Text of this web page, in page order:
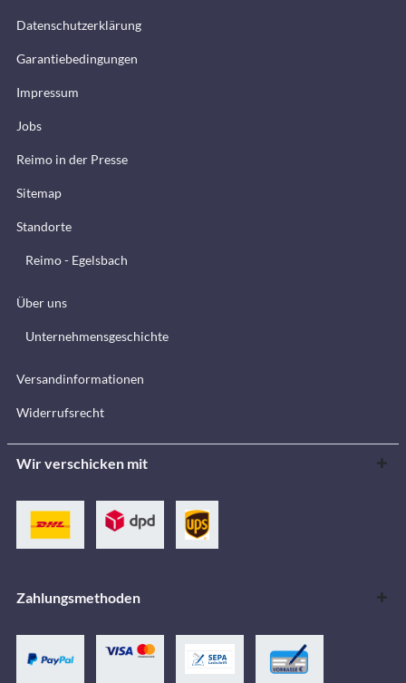
Datenschutzerklärung
Garantiebedingungen
Impressum
Jobs
Reimo in der Presse
Sitemap
Standorte
Reimo - Egelsbach
Über uns
Unternehmensgeschichte
Versandinformationen
Widerrufsrecht
Wir verschicken mit
Zahlungsmethoden